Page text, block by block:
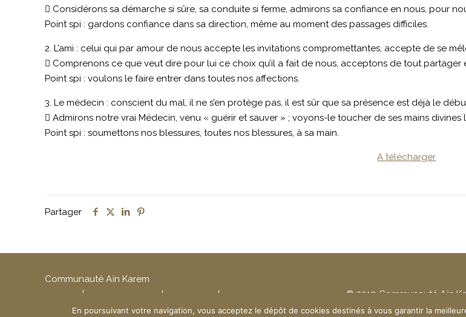
 Considérons sa démarche si sûre, sa conduite si ferme, admirons sa confiance en nous, pour
Point spi : gardons confiance dans sa direction, même au moment des passages difficiles.
2. L’ami : celui qui par amour de nous accepte les invitations compromettantes, accepte de se
 Comprenons ce que veut dire pour lui ce choix qu’il a fait de nous, acceptons de tout partager
Point spi : voulons le faire entrer dans toutes nos affections.
3. Le médecin : conscient du mal, il ne s’en protège pas, il est sûr que sa présence est déjà le
 Admirons notre vrai Médecin, venu « guérir et sauver » ; voyons-le toucher de ses mains divines
Point spi : soumettons nos blessures, toutes nos blessures, à sa main.
A télécharger
Partager
Communauté Aïn Karem
| | |
- © 2019 Communauté Aïn
Création du site :www.ndsi.fr
En poursuivant votre navigation, vous acceptez le dépôt de cookies destinés à vous garantir la